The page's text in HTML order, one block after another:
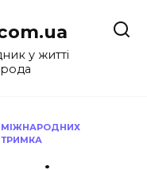
у житті
МІЖНАРОДНИХ